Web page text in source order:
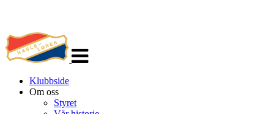
navigasjon
Klubbside
Om oss
Styret